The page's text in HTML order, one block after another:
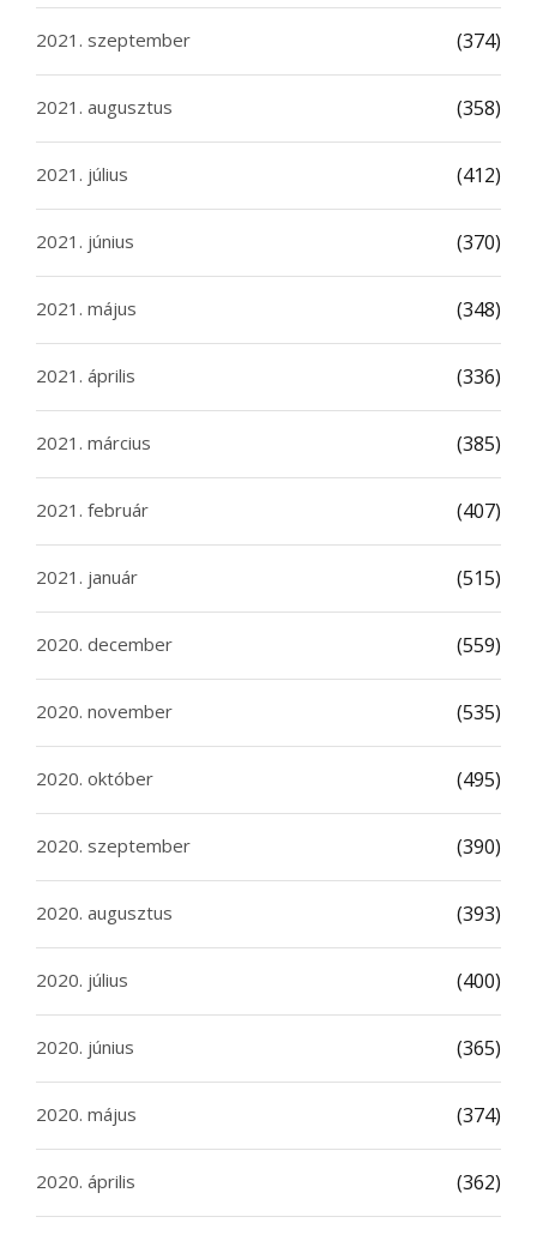
2021. szeptember (374)
2021. augusztus (358)
2021. július (412)
2021. június (370)
2021. május (348)
2021. április (336)
2021. március (385)
2021. február (407)
2021. január (515)
2020. december (559)
2020. november (535)
2020. október (495)
2020. szeptember (390)
2020. augusztus (393)
2020. július (400)
2020. június (365)
2020. május (374)
2020. április (362)